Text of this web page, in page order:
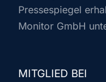
Pressespiegel
Monitor GmbH
MITGLIED BEI